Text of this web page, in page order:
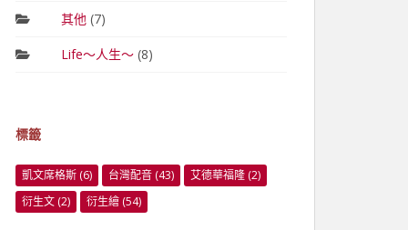
其他(7)
Life～人生～(8)
標籤
凱文席格斯 (6) 台灣配音 (43) 艾德華福隆 (2)
衍生文 (2) 衍生繪 (54)